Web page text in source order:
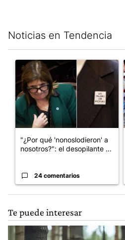
Noticias en Tendencia
Un artículo de tendencia con el
"¿Por qué 'nonoslodieron' a
nosotros?": el desopilante ...
24 comentarios